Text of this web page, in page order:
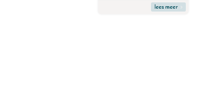
lees meer